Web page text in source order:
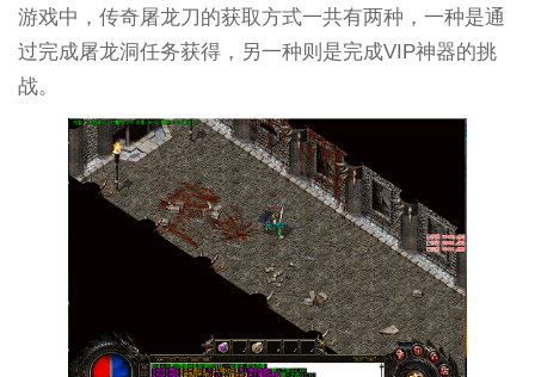
游戏中，传奇屠龙刀的获取方式一共有两种，一种是通
过完成屠龙洞任务获得，另一种则是完成VIP神器的挑
战。